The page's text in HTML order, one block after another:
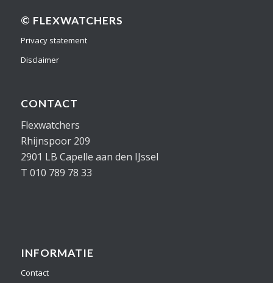
© FLEXWATCHERS
Privacy statement
Disclaimer
CONTACT
Flexwatchers
Rhijnspoor 209
2901 LB Capelle aan den IJssel
T 010 789 78 33
INFORMATIE
Contact